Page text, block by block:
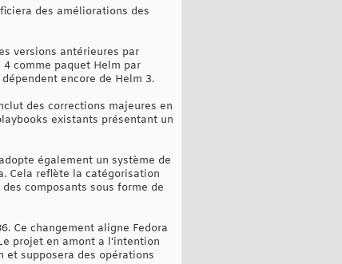
des améliorations des
versions antérieures par
comme paquet Helm par
encore de Helm 3.
des corrections majeures en
existants présentant un
également un système de
Cela reflète la catégorisation
composants sous forme de
Ce changement aligne Fedora
projet en amont a l'intention
et supposera des opérations